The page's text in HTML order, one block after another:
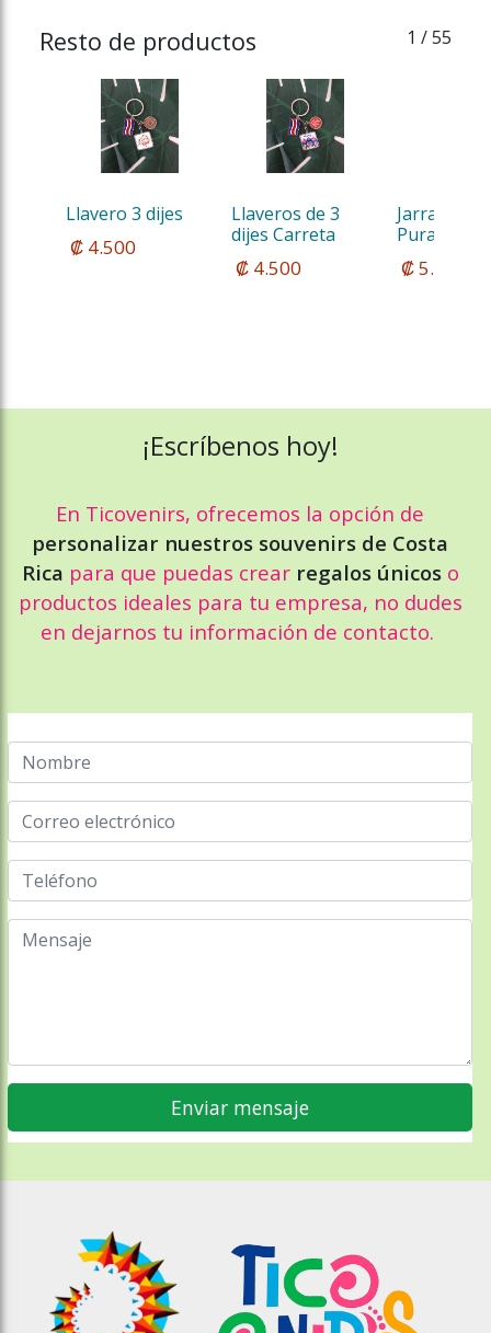
Resto de productos 1 / 55
Llavero 3 dijes
₡ 4.500
Llaveros de 3
dijes Carreta
₡ 4.500
Jarra
Pura Vida 2
₡ 5.500
¡Escríbenos hoy!
En Ticovenirs, ofrecemos la opción de
personalizar nuestros souvenirs de Costa
Rica para que puedas crear regalos únicos o
productos ideales para tu empresa, no dudes
en dejarnos tu información de contacto.